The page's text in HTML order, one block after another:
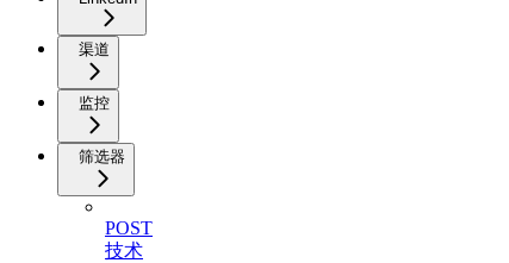
渠道
监控
筛选器
POST
技术